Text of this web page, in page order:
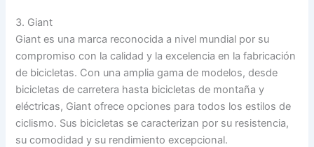
3. Giant
Giant es una marca reconocida a nivel mundial por su
compromiso con la calidad y la excelencia en la fabricación
de bicicletas. Con una amplia gama de modelos, desde
bicicletas de carretera hasta bicicletas de montaña y
eléctricas, Giant ofrece opciones para todos los estilos de
ciclismo. Sus bicicletas se caracterizan por su resistencia,
su comodidad y su rendimiento excepcional.